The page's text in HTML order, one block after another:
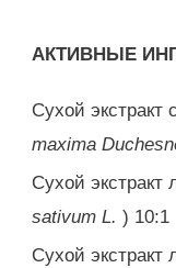
АКТИВНЫЕ
Сухой экстракт
maxima
Сухой экстракт
sativum L. ) 10:1
Сухой